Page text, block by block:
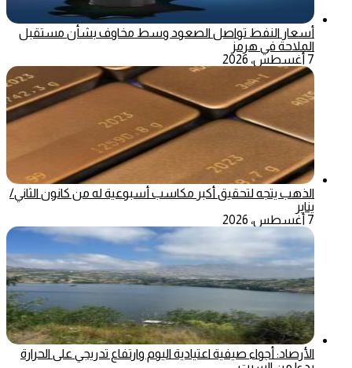
أسعار النفط تواصل الصعود وسط مخاوف بشأن مستقبل
الملاحة في هرمز
7 أغسطس، 2026
الذهب يتجه لتحقيق أكبر مكاسب أسبوعية له من كانون الثاني/
يناير
7 أغسطس، 2026
الأرصاد: أجواء صيفية اعتيادية اليوم وارتفاع تدريجي على الحرارة